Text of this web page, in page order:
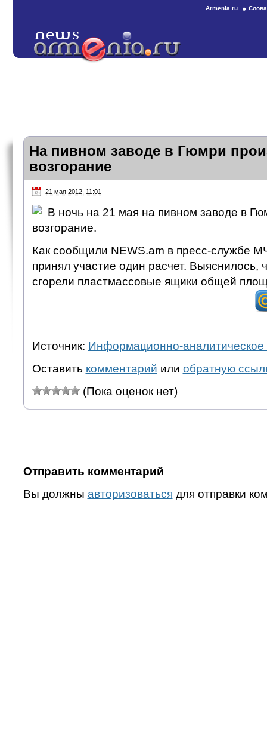
Armenia.ru
На пивном заводе в Гюмри
возгорание
21 мая 2012, 11:01
В ночь на 21 мая на пивном заводе в
возгорание.
Как сообщили NEWS.am в пресс-службе
принял участие один расчет. Выяснилось,
сгорели пластмассовые ящики общей
Источник: Информационно-аналитическое
Оставить комментарий или обратную
(Пока оценок нет)
Отправить комментарий
Вы должны авторизоваться для отправки